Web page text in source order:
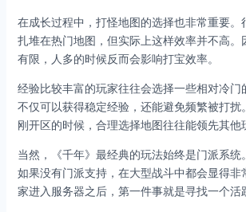
在成长过程中，打怪地图的选择也非常重要。
扎堆在热门地图，但实际上这样效率并不高。
有限，人多的时候反而会影响打宝效率。
经验比较丰富的玩家往往会选择一些相对冷门
不仅可以获得稳定经验，还能避免频繁被打扰
刚开区的时候，合理选择地图往往能领先其他
当然，《千年》最经典的玩法始终是门派系统
如果没有门派支持，在大型战斗中都会显得非
家进入服务器之后，第一件事就是寻找一个活